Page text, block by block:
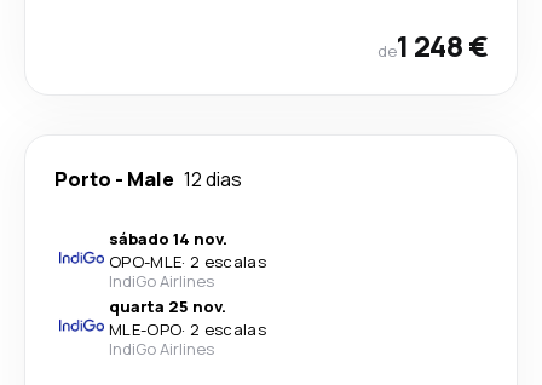
de1 248 €
Porto - Male 12 dias
sábado 14 nov.
OPO-MLE· 2 escalas
IndiGo Airlines
quarta 25 nov.
MLE-OPO· 2 escalas
IndiGo Airlines